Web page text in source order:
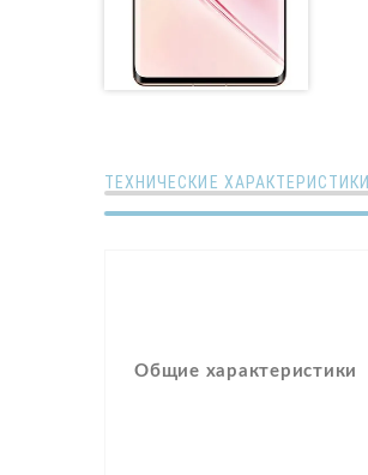
ТЕХНИЧЕСКИЕ ХАРАКТЕРИСТИКИ
Общие характеристики